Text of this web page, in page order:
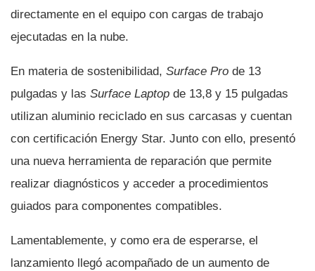
directamente en el equipo con cargas de trabajo
ejecutadas en la nube.
En materia de sostenibilidad, Surface Pro de 13
pulgadas y las Surface Laptop de 13,8 y 15 pulgadas
utilizan aluminio reciclado en sus carcasas y cuentan
con certificación Energy Star. Junto con ello, presentó
una nueva herramienta de reparación que permite
realizar diagnósticos y acceder a procedimientos
guiados para componentes compatibles.
Lamentablemente, y como era de esperarse, el
lanzamiento llegó acompañado de un aumento de